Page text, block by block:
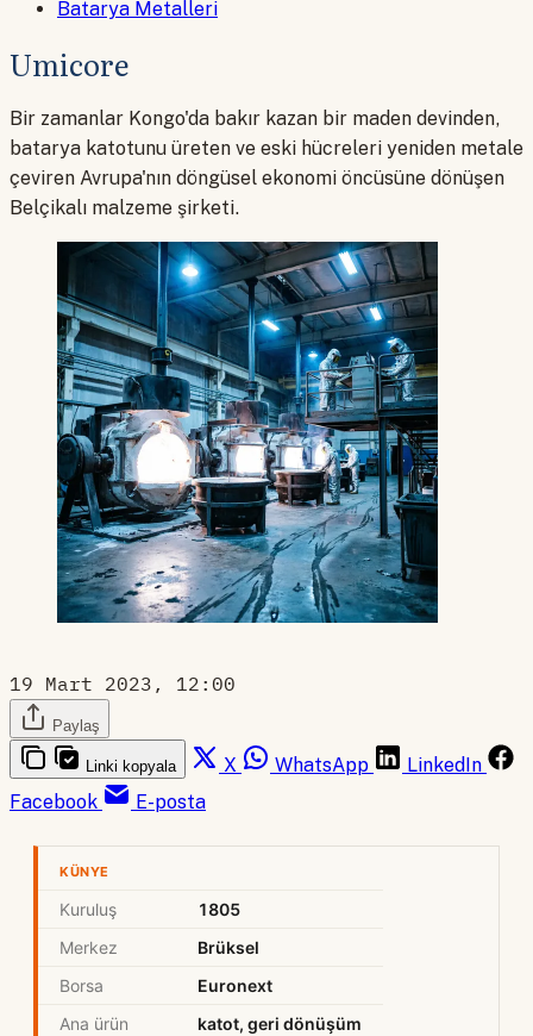
Batarya Metalleri
Umicore
Bir zamanlar Kongo'da bakır kazan bir maden devinden,
batarya katotunu üreten ve eski hücreleri yeniden metale
çeviren Avrupa'nın döngüsel ekonomi öncüsüne dönüşen
Belçikalı malzeme şirketi.
19 Mart 2023, 12:00
Paylaş
Linki kopyala X WhatsApp
LinkedIn
Facebook
E-posta
KÜNYE
Kuruluş
1805
Merkez
Brüksel
Borsa
Euronext
Ana ürün
katot, geri dönüşüm